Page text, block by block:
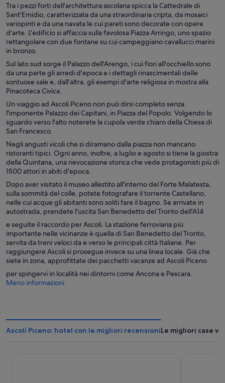
Tra i pezzi forti dell'architettura ascolana spicca la Cattedrale di
Sant'Emidio, caratterizzata da una straordinaria cripta, da mosaici
variopinti e da una navata le cui pareti sono decorate con opere
d'arte. L'edificio si affaccia sulla favolosa Piazza Arringo, uno spazio
rettangolare con due fontane su cui campeggiano cavallucci marini
in bronzo.
Sul lato sud sorge il Palazzo dell'Arengo, i cui fiori all'occhiello sono
da una parte gli arredi d'epoca e i dettagli rinascimentali delle
sontuose sale e, dall'altra, gli esempi d'arte religiosa in mostra alla
Pinacoteca Civica.
Un viaggio ad Ascoli Piceno non può dirsi completo senza
l'imponente Palazzo dei Capitani, in Piazza del Popolo . Volgendo lo
sguardo verso l'alto noterete la cupola verde chiaro della Chiesa di
San Francesco.
Negli angusti vicoli che si diramano dalla piazza non mancano
ristoranti tipici. Ogni anno, inoltre, a luglio e agosto si tiene la giostra
della Quintana, una rievocazione storica che vede protagonisti più di
1500 attori in abiti d'epoca.
Dopo aver visitato il museo allestito all'interno del Forte Malatesta
sulla sommità del colle, potete fotografare il torrente Castellano
nelle cui acque gli abitanti sono soliti fare il bagno. Se arrivate in
autostrada, prendete l'uscita San Benedetto del Tronto dell'A14
e seguite il raccordo per Ascoli. La stazione ferroviaria più
importante nelle vicinanze è quella di San Benedetto del Tronto,
servita da treni veloci da e verso le principali città Italiane. Per
raggiungere Ascoli si prosegue invece su una linea locale. Già che
siete in zona, approfittate dei pacchetti vacanze ad Ascoli Piceno
per spingervi in località nei dintorni come Ancona e Pescara.
Meno informazioni
Ascoli Piceno: hotel con le migliori recensioniLe migliori case